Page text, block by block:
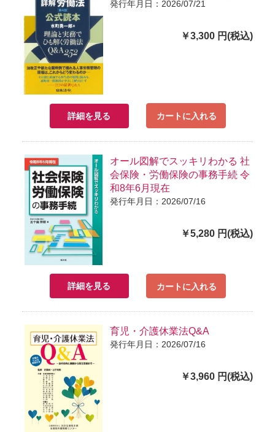
発行年月日：2026/07/21
￥3,300 円(税込)
詳細を見る カートに入れる
オール図解でスッキリわかる 社
会保険・労働保険の事務手続 令
和8年6月現在
発行年月日：2026/07/16
￥5,280 円(税込)
詳細を見る カートに入れる
育児・介護休業法Q&A
発行年月日：2026/07/16
￥3,960 円(税込)